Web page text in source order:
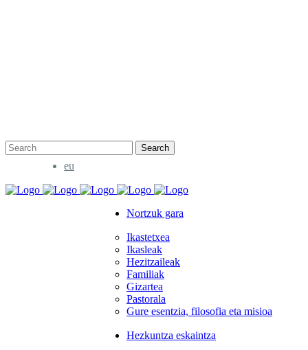
eu
Nortzuk gara
Ikastetxea
Ikasleak
Hezitzaileak
Familiak
Gizartea
Pastorala
Gure esentzia, filosofia eta misioa
Hezkuntza eskaintza